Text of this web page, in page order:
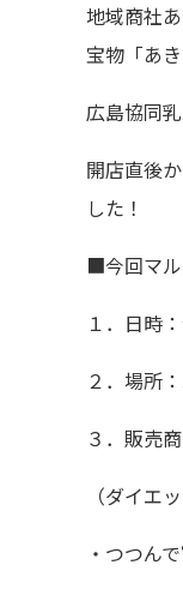
地域商社
宝物「あ
広島協同
開店直後
した！
■今回マ
１．日時
２．場所：
３．販売
（ダイエ
・つつん